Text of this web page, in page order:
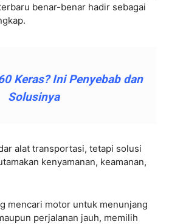
benar-benar hadir sebagai
Keras? Ini Penyebab dan
Solusinya
alat transportasi, tetapi solusi
kenyamanan, keamanan,
mencari motor untuk menunjang
perjalanan jauh, memilih